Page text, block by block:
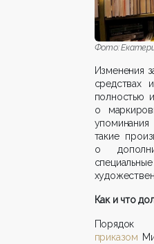
Фото:
Изменения
средствах
полностью
о
такие
о
Как и что
приказом